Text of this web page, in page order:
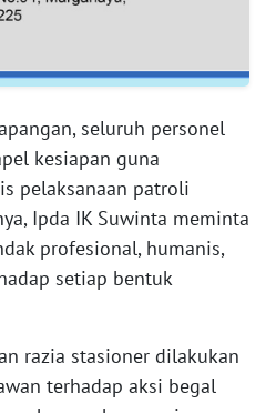
seluruh personel
kesiapan guna
pelaksanaan patroli
Ipda IK Suwinta meminta
profesional, humanis,
setiap bentuk
razia stasioner dilakukan
terhadap aksi begal